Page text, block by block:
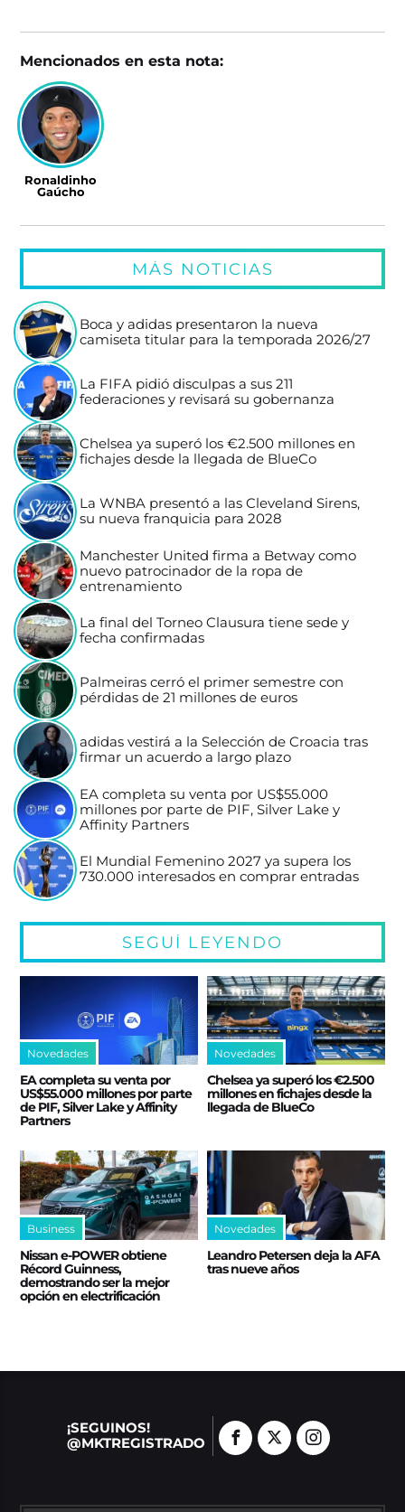
Mencionados en esta nota:
Ronaldinho
Gaúcho
MÁS NOTICIAS
Boca y adidas presentaron la nueva
camiseta titular para la temporada 2026/27
La FIFA pidió disculpas a sus 211
federaciones y revisará su gobernanza
Chelsea ya superó los €2.500 millones en
fichajes desde la llegada de BlueCo
La WNBA presentó a las Cleveland Sirens,
su nueva franquicia para 2028
Manchester United firma a Betway como
nuevo patrocinador de la ropa de
entrenamiento
La final del Torneo Clausura tiene sede y
fecha confirmadas
Palmeiras cerró el primer semestre con
pérdidas de 21 millones de euros
adidas vestirá a la Selección de Croacia tras
firmar un acuerdo a largo plazo
EA completa su venta por US$55.000
millones por parte de PIF, Silver Lake y
Affinity Partners
El Mundial Femenino 2027 ya supera los
730.000 interesados en comprar entradas
SEGUÍ LEYENDO
Novedades
EA completa su venta por
US$55.000 millones por parte
de PIF, Silver Lake y Affinity
Partners
Novedades
Chelsea ya superó los €2.500
millones en fichajes desde la
llegada de BlueCo
Business
Nissan e‑POWER obtiene
Récord Guinness,
demostrando ser la mejor
opción en electrificación
Novedades
Leandro Petersen deja la AFA
tras nueve años
¡SEGUINOS!
@MKTREGISTRADO